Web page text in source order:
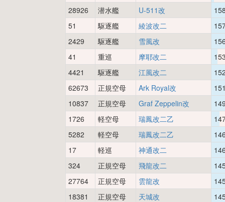
28926
潜水艦 U-511改
51
駆逐艦 綾波改二
2429
駆逐艦 雪風改
41
重巡 摩耶改二
4421
駆逐艦 江風改二
62673
正規空母 Ark Royal改
10837
正規空母 Graf Zeppelin改
1726
軽空母 瑞鳳改二乙
5282
軽空母 瑞鳳改二乙
17
軽巡 神通改二
324
正規空母 飛龍改二
27764
正規空母 雲龍改
18381
正規空母 天城改